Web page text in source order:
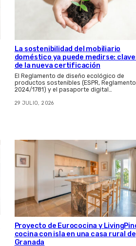
La sostenibilidad del mobiliario
doméstico ya puede medirse:
de la nueva certificación
El Reglamento de diseño ecológico de
productos sostenibles (ESPR, Reglamento
2024/1781) y el pasaporte digital…
29 JULIO, 2026
Proyecto de Eurococina y
cocina con isla en una casa rural de
Granada